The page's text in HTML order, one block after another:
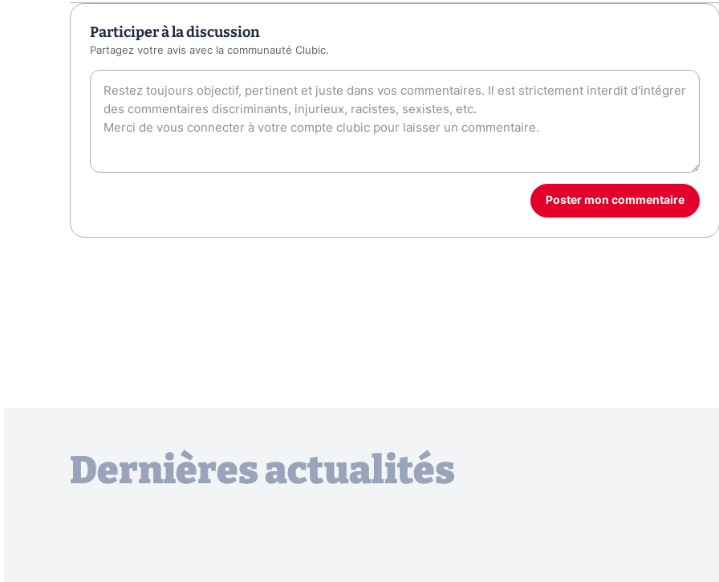
Participer à la discussion
Partagez votre avis avec la communauté Clubic.
Poster mon commentaire
Dernières actualités